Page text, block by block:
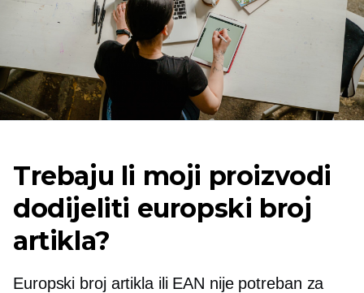
Trebaju li moji proizvodi
dodijeliti europski broj
artikla?
Europski broj artikla ili EAN nije potreban za